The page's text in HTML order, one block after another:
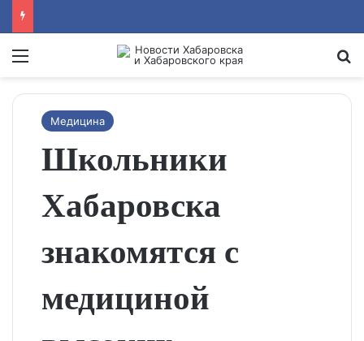
Menu
Медицина
Школьники
Хабаровска
знакомятся с
медициной